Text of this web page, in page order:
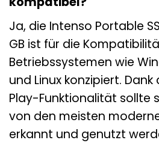
Ja, die Intenso Portable
GB ist für die
Betriebssystemen wie
und Linux konzipiert.
Play-Funktionalität sollte
von den meisten
erkannt und genutzt